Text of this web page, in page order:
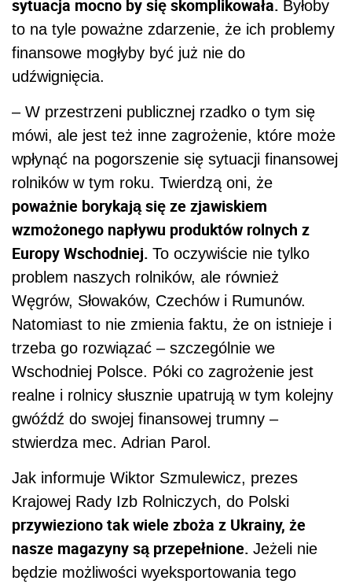
sytuacja mocno by się skomplikowała. Byłoby
to na tyle poważne zdarzenie, że ich problemy
finansowe mogłyby być już nie do
udźwignięcia.
– W przestrzeni publicznej rzadko o tym się
mówi, ale jest też inne zagrożenie, które może
wpłynąć na pogorszenie się sytuacji finansowej
rolników w tym roku. Twierdzą oni, że
poważnie borykają się ze zjawiskiem
wzmożonego napływu produktów rolnych z
Europy Wschodniej. To oczywiście nie tylko
problem naszych rolników, ale również
Węgrów, Słowaków, Czechów i Rumunów.
Natomiast to nie zmienia faktu, że on istnieje i
trzeba go rozwiązać – szczególnie we
Wschodniej Polsce. Póki co zagrożenie jest
realne i rolnicy słusznie upatrują w tym kolejny
gwóźdź do swojej finansowej trumny –
stwierdza mec. Adrian Parol.
Jak informuje Wiktor Szmulewicz, prezes
Krajowej Rady Izb Rolniczych, do Polski
przywieziono tak wiele zboża z Ukrainy, że
nasze magazyny są przepełnione. Jeżeli nie
będzie możliwości wyeksportowania tego